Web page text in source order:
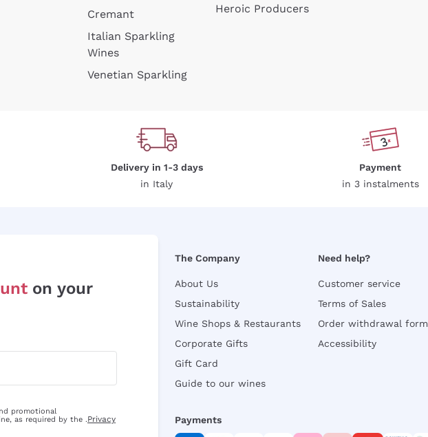
Cremant
Italian Sparkling
Wines
Venetian Sparkling
Heroic Producers
Delivery in 1-3 days
in Italy
Payment
in 3 instalments
on your
promotional
as required by the .Privacy
The Company
About Us
Sustainability
Wine Shops & Restaurants
Corporate Gifts
Gift Card
Guide to our wines
Need help?
Customer service
Terms of Sales
Order withdrawal form
Accessibility
Payments